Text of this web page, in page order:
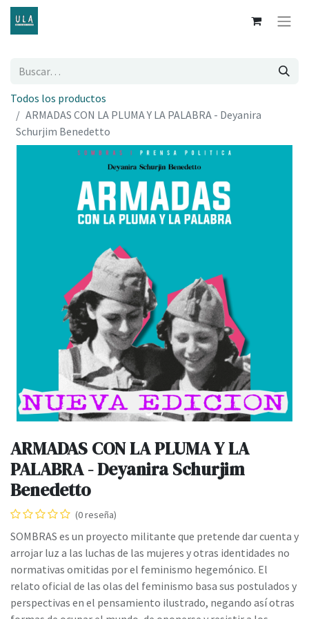
Todos los productos
ARMADAS CON LA PLUMA Y LA PALABRA - Deyanira
Schurjim Benedetto
ARMADAS CON LA PLUMA Y LA
PALABRA - Deyanira Schurjim
Benedetto
(0 reseña)
SOMBRAS es un proyecto militante que pretende dar cuenta y
arrojar luz a las luchas de las mujeres y otras identidades no
normativas omitidas por el feminismo hegemónico. El
relato oficial de las olas del feminismo basa sus postulados y
perspectivas en el pensamiento ilustrado, negando así otras